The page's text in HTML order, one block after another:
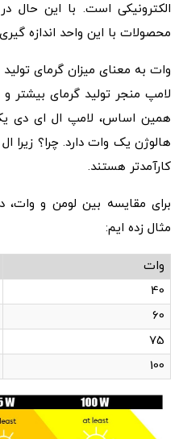
الکترونیکی است. با این حال
محصولات با این واحد اندازه
وات به معنای میزان گرمای
لامپ منجر تولید گرمای بیشتر
همین اساس، لامپ ال ای دی
هالوژن یک وات دارد. چرا؟ زیرا
کارآمدتر هستند.
برای مقایسه بین لومن و وات،
مثال زده ایم:
وات
40
60
75
100